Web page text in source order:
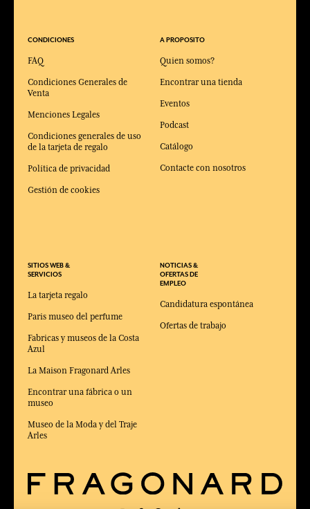
CONDICIONES
FAQ
Condiciones Generales de
Venta
Menciones Legales
Condiciones generales de uso
de la tarjeta de regalo
Política de privacidad
Gestión de cookies
SITIOS WEB &
SERVICIOS
La tarjeta regalo
Paris museo del perfume
Fabricas y museos de la Costa
Azul
La Maison Fragonard Arles
Encontrar una fábrica o un
museo
Museo de la Moda y del Traje
Arles
A PROPOSITO
Quien somos?
Encontrar una tienda
Eventos
Podcast
Catálogo
Contacte con nosotros
NOTICIAS &
OFERTAS DE
EMPLEO
Candidatura espontánea
Ofertas de trabajo